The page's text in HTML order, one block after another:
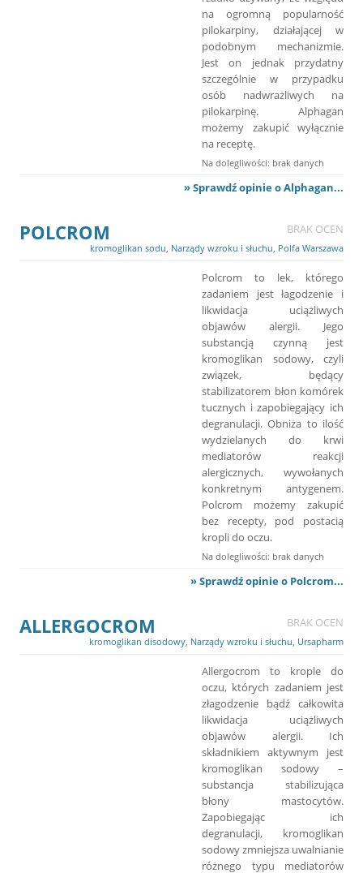
na ogromną popularność
pilokarpiny, działającej w
podobnym mechanizmie.
Jest on jednak przydatny
szczególnie w przypadku
osób nadwrażliwych na
pilokarpinę. Alphagan
możemy zakupić wyłącznie
na receptę.
Na dolegliwości: brak danych
» Sprawdź opinie o Alphagan...
POLCROM BRAK OCEN
kromoglikan sodu Narządy wzroku i słuchu Polfa Warszawa
Polcrom to lek, którego
zadaniem jest łagodzenie i
likwidacja uciążliwych
objawów alergii. Jego
substancją czynną jest
kromoglikan sodowy, czyli
związek, będący
stabilizatorem błon komórek
tucznych i zapobiegający ich
degranulacji. Obniża to ilość
wydzielanych do krwi
mediatorów reakcji
alergicznych, wywołanych
konkretnym antygenem.
Polcrom możemy zakupić
bez recepty, pod postacią
kropli do oczu.
Na dolegliwości: brak danych
» Sprawdź opinie o Polcrom...
ALLERGOCROM BRAK OCEN
kromoglikan disodowy Narządy wzroku i słuchu Ursapharm
Allergocrom to krople do
oczu, których zadaniem jest
złagodzenie bądź całkowita
likwidacja uciążliwych
objawów alergii. Ich
składnikiem aktywnym jest
kromoglikan sodowy –
substancja stabilizująca
błony mastocytów.
Zapobiegając ich
degranulacji, kromoglikan
sodowy zmniejsza uwalnianie
różnego typu mediatorów